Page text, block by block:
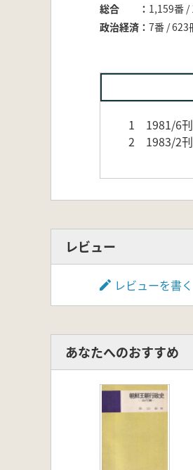
総合
1,159番 /
政治経済
7番 / 623
1 1981/6刊
2 1983/2刊
レビュー
レビューを書く
あなたへのおすすめ